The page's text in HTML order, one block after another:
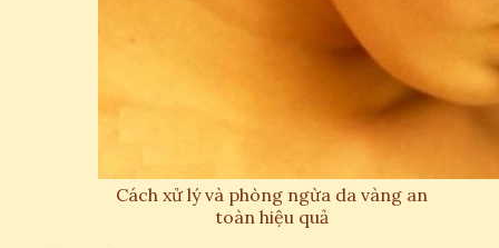
Cách xử lý và phòng ngừa da vàng an
toàn hiệu quả